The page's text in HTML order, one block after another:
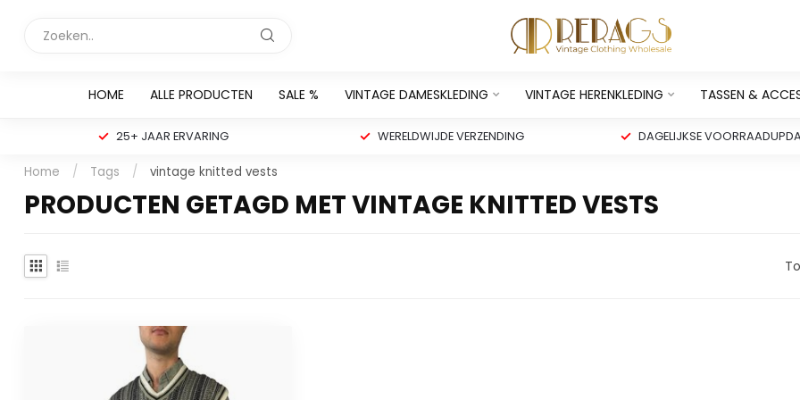
HOME ALLE PRODUCTEN SALE % VINTAGE DAMESKLEDING VINTAGE HERENKLEDING TASSEN &
25+ JAAR ERVARING WERELDWIJDE VERZENDING DAGELIJKSE
Home / Tags / vintage knitted vests
PRODUCTEN GETAGD MET VINTAGE KNITTED VESTS